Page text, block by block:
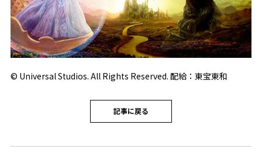
© Universal Studios. All Rights Reserved. 配給：東宝東和
記事に戻る